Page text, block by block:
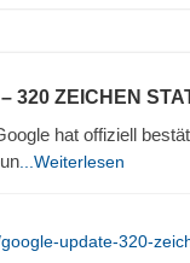
320 ZEICHEN
hat offiziell
...Weiterlesen
update-320-